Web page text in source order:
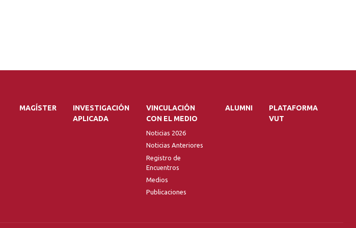
MAGÍSTER
INVESTIGACIÓN
APLICADA
VINCULACIÓN
CON EL MEDIO
Noticias 2026
Noticias Anteriores
Registro de
Encuentros
Medios
Publicaciones
ALUMNI
PLATAFORMA
VUT